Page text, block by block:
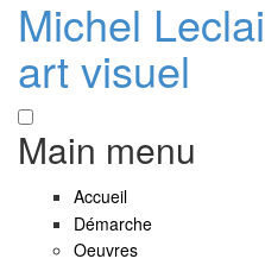
Skip to main content
Michel
art visuel
Main menu
Accueil
Démarche
Oeuvres